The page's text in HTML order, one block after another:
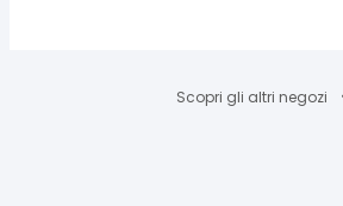
Scopri gli altri negozi